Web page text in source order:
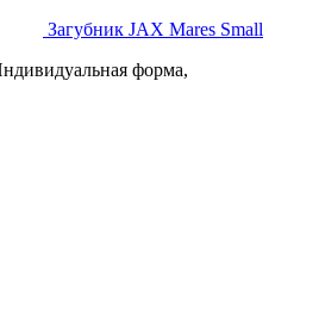
Загубник JAX Mares Small
форма,